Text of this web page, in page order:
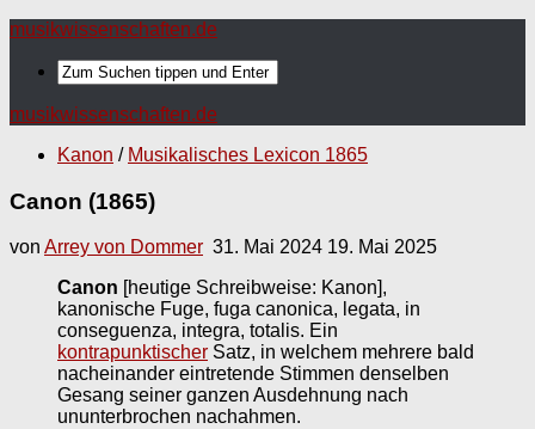
musikwissenschaften.de
musikwissenschaften.de
Kanon / Musikalisches Lexicon 1865
Canon (1865)
von Arrey von Dommer 31. Mai 2024 19. Mai 2025
Canon [heutige Schreibweise: Kanon],
kanonische Fuge, fuga canonica, legata, in
conseguenza, integra, totalis. Ein
kontrapunktischer Satz, in welchem mehrere bald
nacheinander eintretende Stimmen denselben
Gesang seiner ganzen Ausdehnung nach
ununterbrochen nachahmen.